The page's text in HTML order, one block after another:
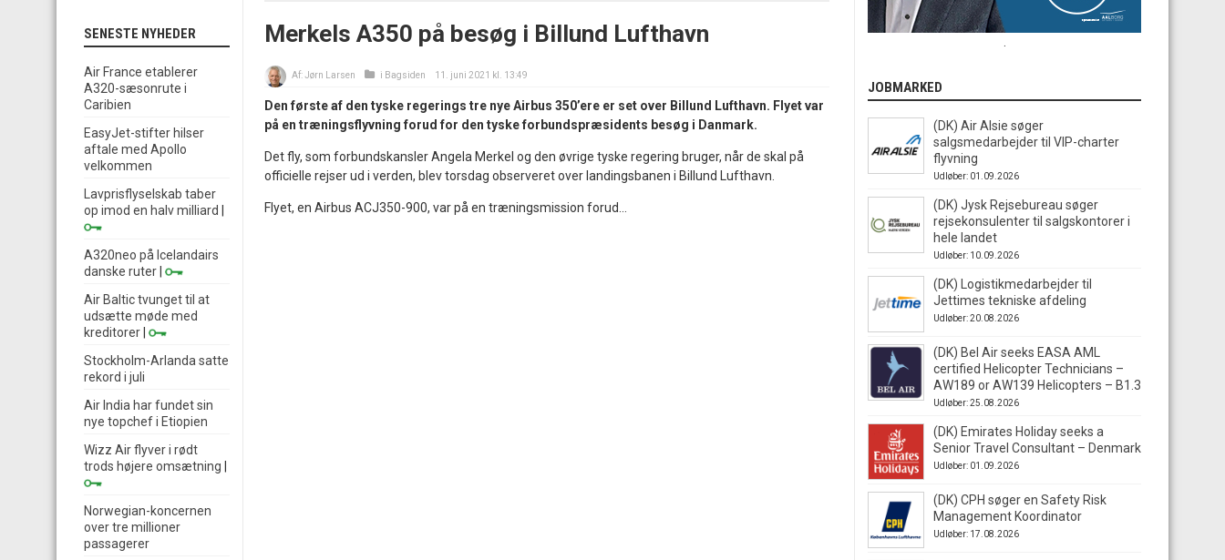
Merkels A350 på besøg i Billund Lufthavn
Af:Jørn Larsen i Bagsiden 11. juni 2021 kl. 13:49
Den første af den tyske regerings tre nye Airbus 350’ere er set over Billund Lufthavn. Flyet var
på en træningsflyvning forud for den tyske forbundspræsidents besøg i Danmark.
Det fly, som forbundskansler Angela Merkel og den øvrige tyske regering bruger, når de skal på
officielle rejser ud i verden, blev torsdag observeret over landingsbanen i Billund Lufthavn.
Flyet, en Airbus ACJ350-900, var på en træningsmission forud...
SENESTE NYHEDER
Air France etablerer
A320-sæsonrute i
Caribien
EasyJet-stifter hilser
aftale med Apollo
velkommen
Lavprisflyselskab taber
op imod en halv milliard
A320neo på Icelandairs
danske ruter
Air Baltic tvunget til at
udsætte møde med
kreditorer
Stockholm-Arlanda satte
rekord i juli
Air India har fundet sin
nye topchef i Etiopien
Wizz Air flyver i rødt
trods højere omsætning
Norwegian-koncernen
over tre millioner
passagerer
JOBMARKED
(DK) Air Alsie søger
salgsmedarbejder til VIP-charter
flyvning
Udløber: 01.09.2026
(DK) Jysk Rejsebureau søger
rejsekonsulenter til salgskontorer i
hele landet
Udløber: 10.09.2026
(DK) Logistikmedarbejder til
Jettimes tekniske afdeling
Udløber: 20.08.2026
(DK) Bel Air seeks EASA AML
certified Helicopter Technicians –
AW189 or AW139 Helicopters – B1.3
Udløber: 25.08.2026
(DK) Emirates Holiday seeks a
Senior Travel Consultant – Denmark
Udløber: 01.09.2026
(DK) CPH søger en Safety Risk
Management Koordinator
Udløber: 17.08.2026